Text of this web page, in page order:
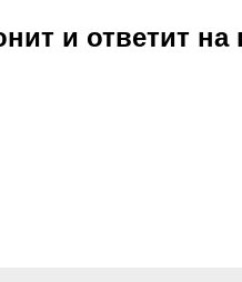
и ответит